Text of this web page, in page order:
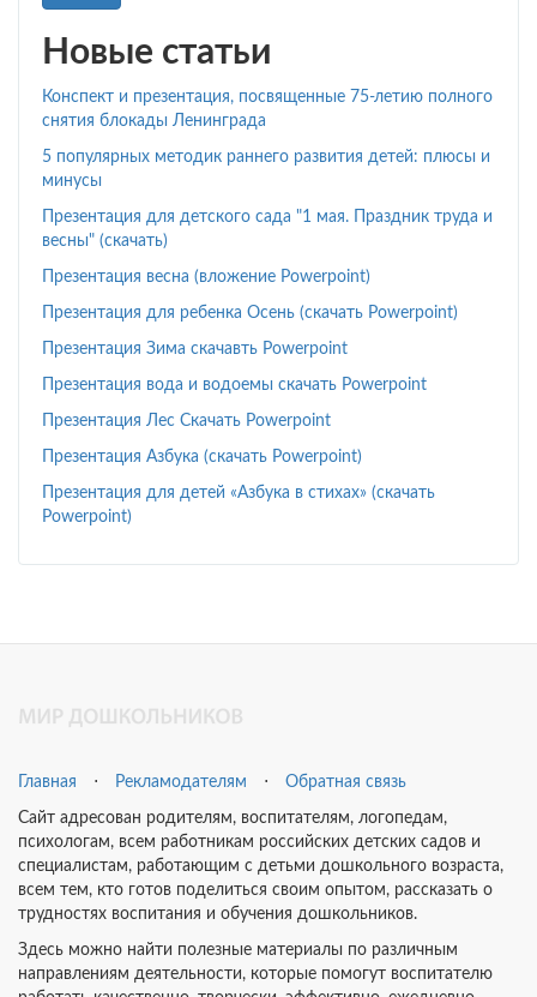
Новые статьи
Конспект и презентация, посвященные 75-летию полного
снятия блокады Ленинграда
5 популярных методик раннего развития детей: плюсы и
минусы
Презентация для детского сада "1 мая. Праздник труда и
весны" (скачать)
Презентация весна (вложение Powerpoint)
Презентация для ребенка Осень (скачать Powerpoint)
Презентация Зима скачавть Powerpoint
Презентация вода и водоемы скачать Powerpoint
Презентация Лес Скачать Powerpoint
Презентация Азбука (скачать Powerpoint)
Презентация для детей «Азбука в стихах» (скачать
Powerpoint)
Главная ⋅ Рекламодателям ⋅ Обратная связь
Сайт адресован родителям, воспитателям, логопедам,
психологам, всем работникам российских детских садов и
специалистам, работающим с детьми дошкольного возраста,
всем тем, кто готов поделиться своим опытом, рассказать о
трудностях воспитания и обучения дошкольников.
Здесь можно найти полезные материалы по различным
направлениям деятельности, которые помогут воспитателю